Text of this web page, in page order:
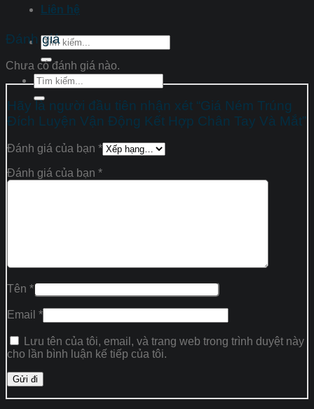
Liên hệ
Tìm
kiếm:
Tìm
kiếm:
Đánh giá
Chưa có đánh giá nào.
Hãy là người đầu tiên nhận xét “Giá Ném Trúng
Đích Luyện Vận Động Kết Hợp Chân Tay Và Mắt”
Đánh giá của bạn *
Đánh giá của bạn *
Tên *
Email *
Lưu tên của tôi, email, và trang web trong trình duyệt này
cho lần bình luận kế tiếp của tôi.